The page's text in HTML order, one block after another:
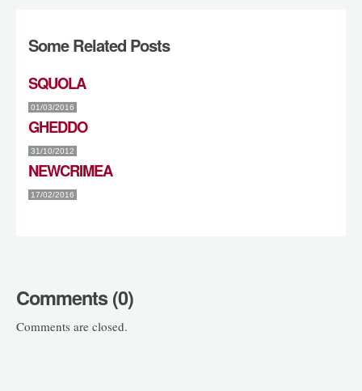
Some Related Posts
SQUOLA
01/03/2016
GHEDDO
31/10/2012
NEWCRIMEA
17/02/2016
Comments (0)
Comments are closed.